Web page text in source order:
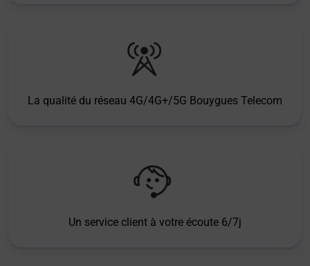
La qualité du réseau 4G/4G+/5G Bouygues Telecom
Un service client à votre écoute 6/7j